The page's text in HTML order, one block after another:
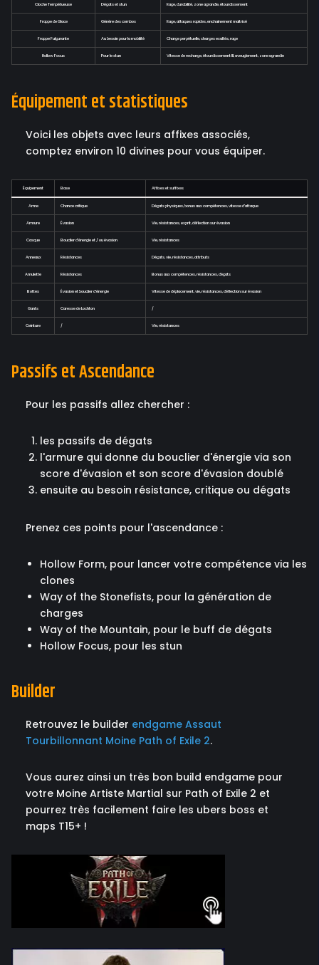
Cloche Tempétueuse Dégats et stun Rage, durabilité, zone agrandie, étourdissement
Frappe de Glace Génère des combos Rage, attaques rapides, enchainement maitrisé
Frappe Fulgurante Au besoin pour la mobilité Charge perpétuelle, charges exaltés, rage
Hollow Focus Pour le stun Vitesse de recharge, étourdissement III, aveuglement, zone agrandie
Équipement et statistiques
Voici les objets avec leurs affixes associés,
comptez environ 10 divines pour vous équiper.
Équipement Base Affixes et suffixes
Arme Chance critique Dégats physiques, bonus aux compétences, vitesse d'attaque
Armure Évasion Vie, résistances, esprit, déflection sur évasion
Casque Bouclier d'énergie et / ou évasion Vie, résistances
Anneaux Résistances Dégats, vie, résistances, attributs
Amulette Résistances Bonus aux compétences, résistances, dégats
Bottes Évasion et bouclier d'énergie Vitesse de déplacement, vie, résistances, déflection sur évasion
Gants Caresse de Lochton /
Ceinture / Vie, résistances
Passifs et Ascendance
Pour les passifs allez chercher :
les passifs de dégats
l'armure qui donne du bouclier d'énergie via son
score d'évasion et son score d'évasion doublé
ensuite au besoin résistance, critique ou dégats
Prenez ces points pour l'ascendance :
Hollow Form, pour lancer votre compétence via les
clones
Way of the Stonefists, pour la génération de
charges
Way of the Mountain, pour le buff de dégats
Hollow Focus, pour les stun
Builder
Retrouvez le builder endgame Assaut
Tourbillonnant Moine Path of Exile 2.
Vous aurez ainsi un très bon build endgame pour
votre Moine Artiste Martial sur Path of Exile 2 et
pourrez très facilement faire les ubers boss et
maps T15+ !